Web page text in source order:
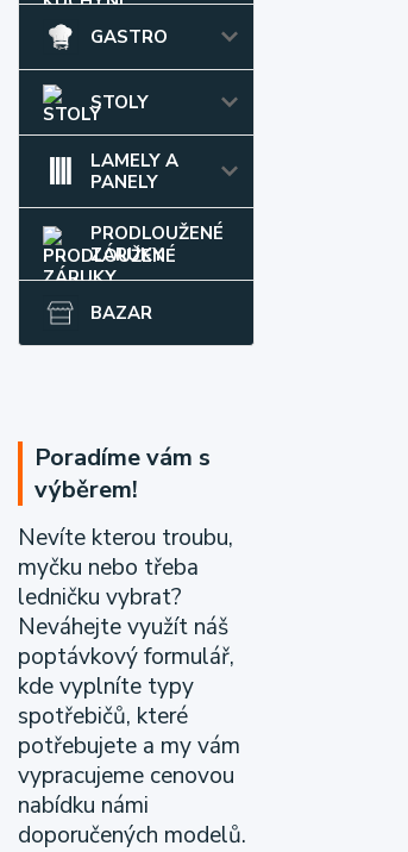
GASTRO
STOLY
LAMELY A
PANELY
PRODLOUŽENÉ
ZÁRUKY
BAZAR
Poradíme vám s
výběrem!
Nevíte kterou troubu,
myčku nebo třeba
ledničku vybrat?
Neváhejte využít náš
poptávkový formulář,
kde vyplníte typy
spotřebičů, které
potřebujete a my vám
vypracujeme cenovou
nabídku námi
doporučených modelů.